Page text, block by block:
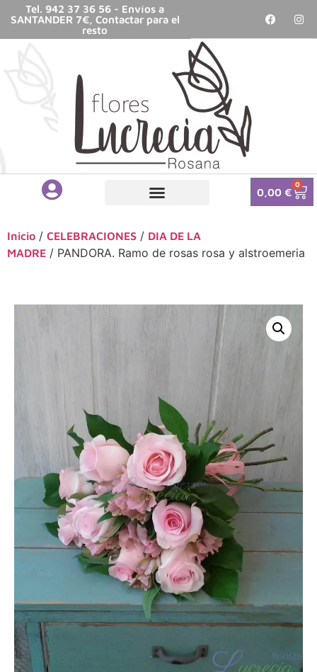
Tel. 942 37 36 56 - Envíos a
SANTANDER 7€, Contactar para el
resto
0,00€
0
Inicio / CELEBRACIONES / DIA DE LA
MADRE / PANDORA. Ramo de rosas rosa y alstroemeria